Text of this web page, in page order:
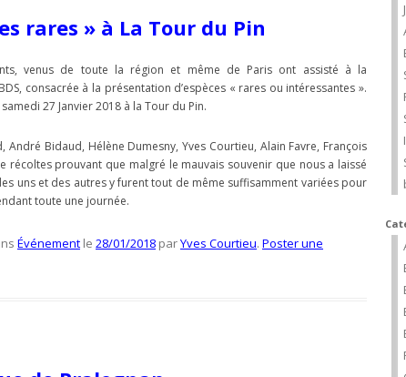
rares » à La Tour du Pin
venus de toute la région et même de Paris ont assisté à la
consacrée à la présentation d’espèces « rares ou intéressantes ».
27 Janvier 2018 à la Tour du Pin.
André Bidaud, Hélène Dumesny, Yves Courtieu, Alain Favre, François
récoltes prouvant que malgré le mauvais souvenir que nous a laissé
uns et des autres y furent tout de même suffisamment variées pour
toute une journée.
Événement le 28/01/2018 parYves Courtieu. Poster une